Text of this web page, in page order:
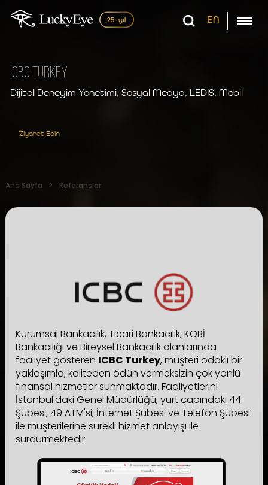
EN
ICBC Turkey
Dijital Deneyim Yönetimi, Sosyal Medya, LEDİS, Mobil
Ziyaret Edin
Ana Sayfa Referanslar
Kurumsal Bankacılık, Ticari Bankacılık, KOBİ
Bankacılığı ve Bireysel Bankacılık alanlarında
faaliyet gösteren ICBC Turkey, müşteri odaklı bir
yaklaşımla, kaliteden ödün vermeksizin çok yönlü
finansal hizmetler sunmaktadır. Faaliyetlerini
İstanbul'daki Genel Müdürlüğü, yurt çapındaki 44
Şubesi, 49 ATM'si, İnternet Şubesi ve Telefon Şubesi
ile müşterilerine sürekli hizmet anlayışı ile
sürdürmektedir.